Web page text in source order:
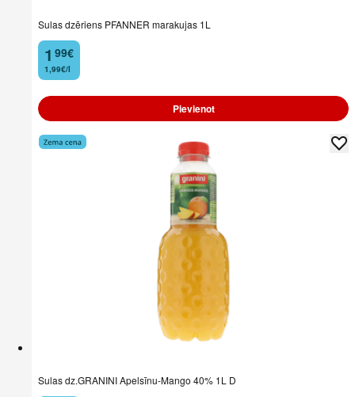
Sulas dzēriens PFANNER marakujas 1L
1
. 99€
1,99€/l
Pievienot
Sulas dz.GRANINI Apelsīnu-Mango 40% 1L D